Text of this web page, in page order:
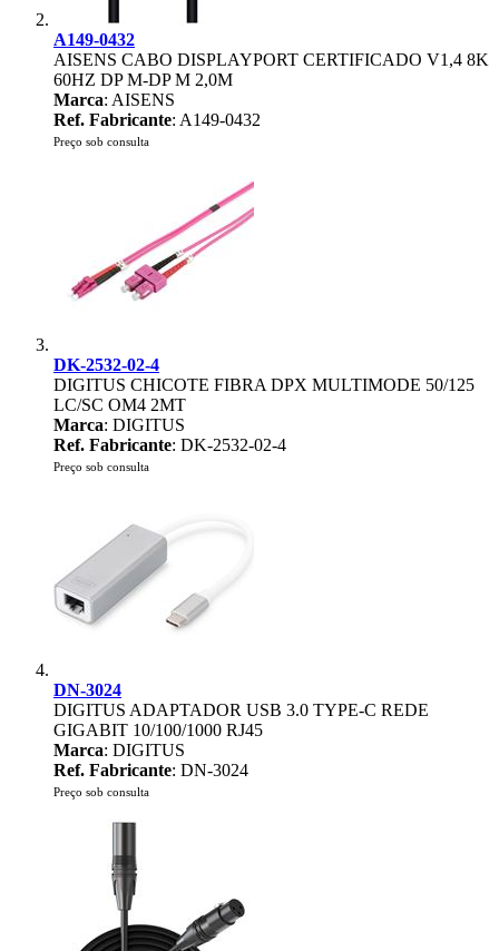
A149-0432
AISENS CABO DISPLAYPORT CERTIFICADO V1,4 8K
60HZ DP M-DP M 2,0M
Marca: AISENS
Ref. Fabricante: A149-0432
Preço sob consulta
DK-2532-02-4
DIGITUS CHICOTE FIBRA DPX MULTIMODE 50/125
LC/SC OM4 2MT
Marca: DIGITUS
Ref. Fabricante: DK-2532-02-4
Preço sob consulta
DN-3024
DIGITUS ADAPTADOR USB 3.0 TYPE-C REDE
GIGABIT 10/100/1000 RJ45
Marca: DIGITUS
Ref. Fabricante: DN-3024
Preço sob consulta